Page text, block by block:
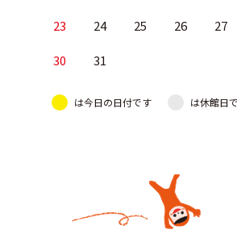
23 24 25 26 27
30 31
は今日の日付です は休館日